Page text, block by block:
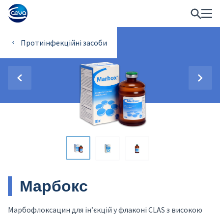
Протиінфекційні засоби
Марбокс
Марбофлоксацин для ін’єкцій у флаконі CLAS з високою